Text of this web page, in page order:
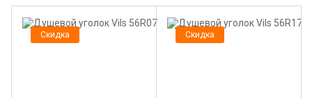
Скидка Скидка